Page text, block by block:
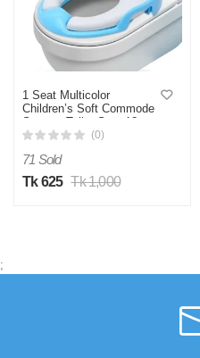
1 Seat Multicolor
Children’s Soft Commode
Support Toilet Seat 18+
Month | Baby Toilet Seat
Potty Sitting Ring with
Handles Bathroom Trainer
Closes tool Cover
(0)
71 Sold
Tk 625 Tk 1,000
;